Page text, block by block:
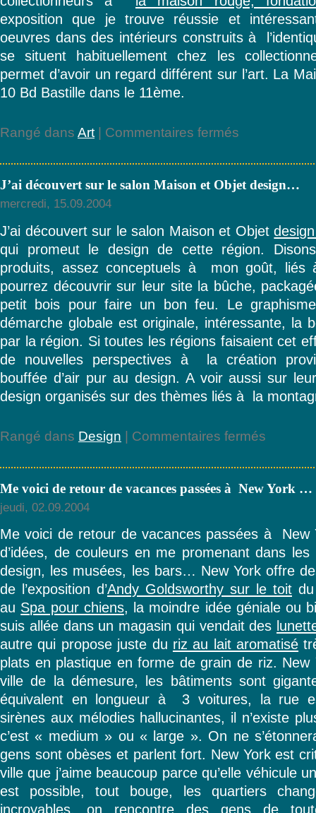
exposition que je trouve réussie et
oeuvres dans des intérieurs construits à
se situent habituellement chez les
permet d’avoir un regard différent sur l’art. La
10 Bd Bastille dans le 11ème.
Rangé dans Art | Commentaires fermés
sont
d’…
J’ai découvert sur le salon Maison et Objet design…
mercredi, 15.09.2004
J’ai découvert sur le salon Maison et Objet
qui promeut le design de cette région.
produits, assez conceptuels à mon goût,
pourrez découvrir sur leur site la bûche,
petit bois pour faire un bon feu. Le
démarche globale est originale, intéressante, la
par la région. Si toutes les régions faisaient cet
de nouvelles perspectives à la création
bouffée d’air pur au design. A voir aussi sur
design organisés sur des thèmes liés à la
Rangé dans Design | Commentaires fermés
le
Objet
design…
Me voici de retour de vacances passées à New York …
jeudi, 02.09.2004
Me voici de retour de vacances passées à New
d’idées, de couleurs en me promenant dans
design, les musées, les bars… New York offre
de l’exposition d’Andy Goldsworthy sur le toit
au Spa pour chiens, la moindre idée géniale ou
suis allée dans un magasin qui vendait des
autre qui propose juste du riz au lait aromatisé
plats en plastique en forme de grain de riz. New
ville de la démesure, les bâtiments sont
équivalent en longueur à 3 voitures, la rue
sirènes aux mélodies hallucinantes, il n’existe
c’est « medium » ou « large ». On ne
gens sont obèses et parlent fort. New York est
ville que j’aime beaucoup parce qu’elle véhicule
est possible, tout bouge, les quartiers
incroyables, on rencontre des gens de